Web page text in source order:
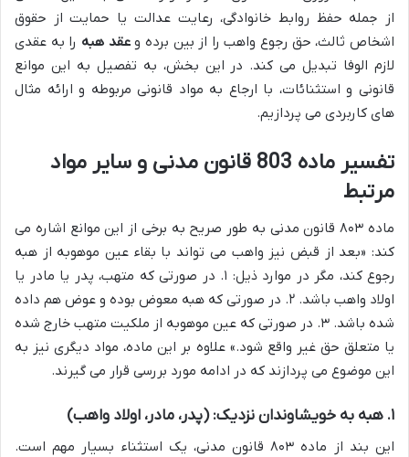
از جمله حفظ روابط خانوادگی، رعایت عدالت یا حمایت از حقوق
اشخاص ثالث، حق رجوع واهب را از بین برده وعقد هبه را به عقدی
لازم الوفا تبدیل می کند. در این بخش، به تفصیل به این موانع
قانونی و استثنائات، با ارجاع به مواد قانونی مربوطه و ارائه مثال
های کاربردی می پردازیم.
تفسیر ماده 803 قانون مدنی و سایر مواد
مرتبط
ماده ۸۰۳ قانون مدنی به طور صریح به برخی از این موانع اشاره می
کند: «بعد از قبض نیز واهب می تواند با بقاء عین موهوبه از هبه
رجوع کند، مگر در موارد ذیل: ۱. در صورتی که متهب، پدر یا مادر یا
اولاد واهب باشد. ۲. در صورتی که هبه معوض بوده و عوض هم داده
شده باشد. ۳. در صورتی که عین موهوبه از ملکیت متهب خارج شده
یا متعلق حق غیر واقع شود.» علاوه بر این ماده، مواد دیگری نیز به
این موضوع می پردازند که در ادامه مورد بررسی قرار می گیرند.
۱. هبه به خویشاوندان نزدیک: (پدر، مادر، اولاد واهب)
این بند از ماده ۸۰۳ قانون مدنی، یک استثناء بسیار مهم است.